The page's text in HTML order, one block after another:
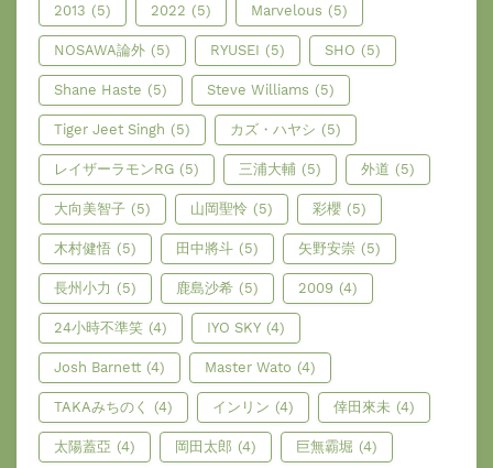
2013 (5) 2022 (5) Marvelous (5)
NOSAWA論外 (5) RYUSEI (5) SHO (5)
Shane Haste (5) Steve Williams (5)
Tiger Jeet Singh (5) カズ・ハヤシ (5)
レイザーラモンRG (5) 三浦大輔 (5) 外道 (5)
大向美智子 (5) 山岡聖怜 (5) 彩櫻 (5)
木村健悟 (5) 田中將斗 (5) 矢野安崇 (5)
長州小力 (5) 鹿島沙希 (5) 2009 (4)
24小時不準笑 (4) IYO SKY (4)
Josh Barnett (4) Master Wato (4)
TAKAみちのく (4) インリン (4) 倖田來未 (4)
太陽蓋亞 (4) 岡田太郎 (4) 巨無霸堀 (4)